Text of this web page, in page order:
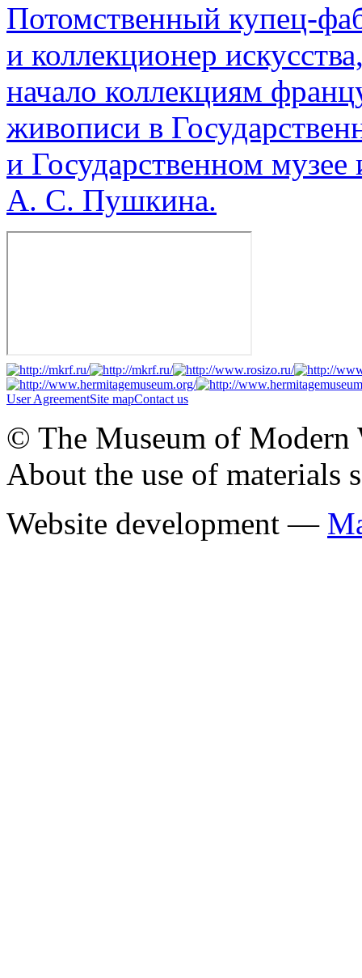
Потомственный купец-
и коллекционер
начало коллекциям
живописи в
и Государственном
А. С. Пушкина.
User AgreementSite mapContact us
© The Museum of Modern
About the use of materials
Website development —